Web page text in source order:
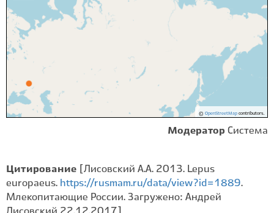
© OpenStreetMapcontributors.
Модератор Система
Цитирование
[Лисовский А.А. 2013. Lepus
europaeus. https://rusmam.ru/data/view?id=1889.
Млекопитающие России. Загружено: Андрей